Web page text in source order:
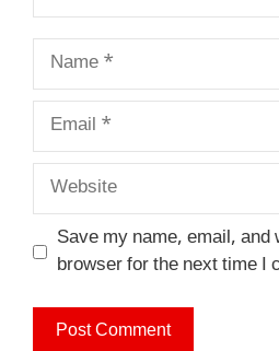
Name
Email
Website
Save my name, email, and
browser for the next time I